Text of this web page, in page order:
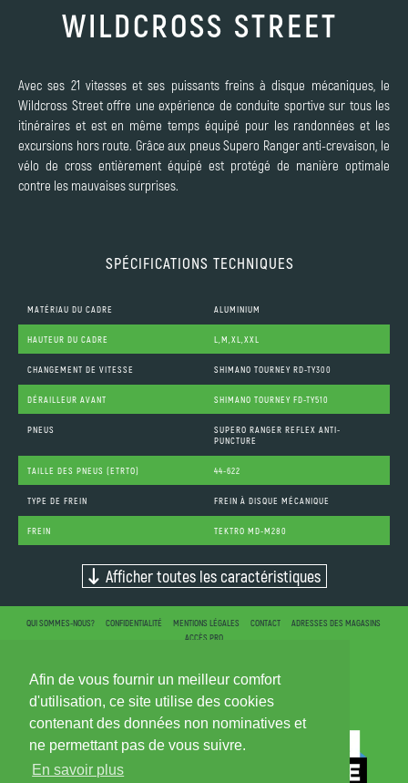
Afin de vous fournir un meilleur comfort
d'utilisation, ce site utilise des cookies
contenant des données non nominatives et
ne permettant pas de vous suivre.
En savoir plus
WILDCROSS STREET
Avec ses 21 vitesses et ses puissants freins à disque mécaniques, le
Wildcross Street offre une expérience de conduite sportive sur tous les
itinéraires et est en même temps équipé pour les randonnées et les
excursions hors route. Grâce aux pneus Supero Ranger anti-crevaison, le
vélo de cross entièrement équipé est protégé de manière optimale
contre les mauvaises surprises.
SPÉCIFICATIONS TECHNIQUES
MATÉRIAU DU CADRE ALUMINIUM
HAUTEUR DU CADRE L,M,XL,XXL
CHANGEMENT DE VITESSE SHIMANO TOURNEY RD-TY300
DÉRAILLEUR AVANT SHIMANO TOURNEY FD-TY510
PNEUS
SUPERO RANGER REFLEX ANTI-
PUNCTURE
TAILLE DES PNEUS (ETRTO) 44-622
TYPE DE FREIN FREIN À DISQUE MÉCANIQUE
FREIN TEKTRO MD-M280
Afficher toutes les caractéristiques
QUI SOMMES-NOUS? CONFIDENTIALITÉ MENTIONS LÉGALES CONTACT
ADRESSES DES MAGASINS
ACCÈS PRO